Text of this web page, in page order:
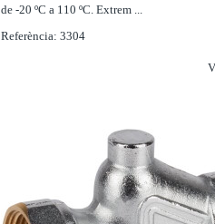
de -20 ºC a 110 ºC. Extrem ...
Referència: 3304